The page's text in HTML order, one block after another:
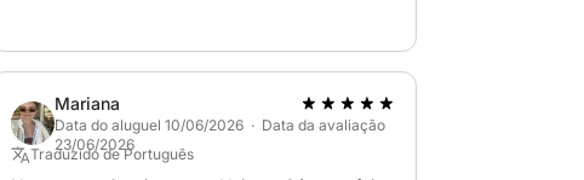
Mariana
Data do aluguel 10/06/2026 · Data da avaliação
23/06/2026
Traduzido de Português